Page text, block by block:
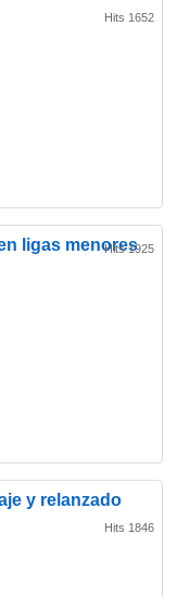
Hits 1652
ligas menores
Hits 1925
y relanzado
Hits 1846